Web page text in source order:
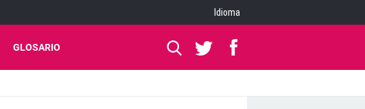
Idioma
GLOSARIO